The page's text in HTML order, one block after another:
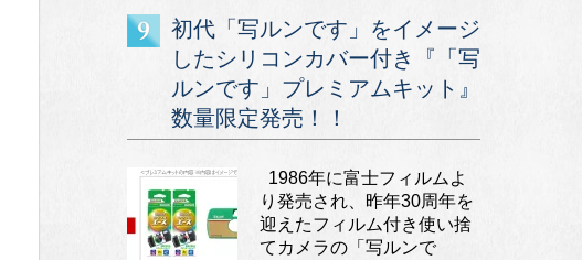
初代「写ルンです」をイメージ
したシリコンカバー付き『「写
ルンです」プレミアムキット』
数量限定発売！！
1986年に富士フィルムよ
り発売され、昨年30周年を
迎えたフィルム付き使い捨
てカメラの「写ルンで